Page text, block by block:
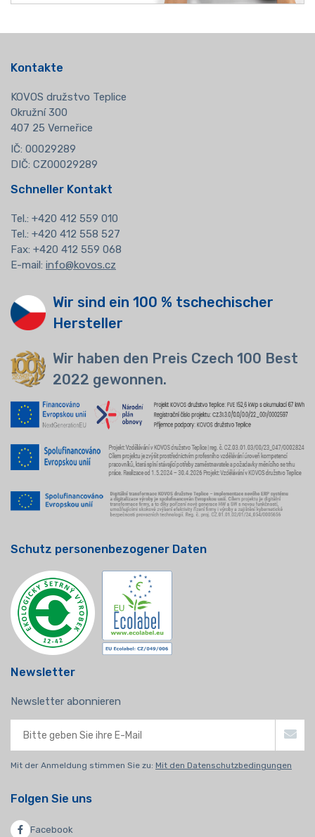
Kontakte
KOVOS družstvo Teplice
Okružní 300
407 25 Verneřice
IČ: 00029289
DIČ: CZ00029289
Schneller Kontakt
Tel.: +420 412 559 010
Tel.: +420 412 558 527
Fax: +420 412 559 068
E-mail: info@kovos.cz
Wir sind ein 100 % tschechischer
Hersteller
Wir haben den Preis Czech 100 Best
2022 gewonnen.
Schutz personenbezogener Daten
Newsletter
Newsletter abonnieren
Mit der Anmeldung stimmen Sie zu: Mit den Datenschutzbedingungen
Folgen Sie uns
Facebook